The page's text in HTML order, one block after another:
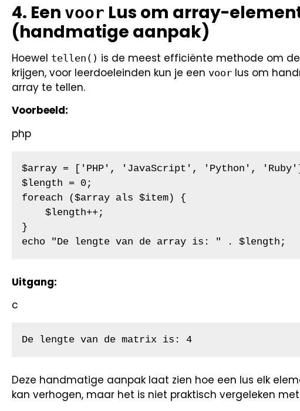
4. Een voor Lus om array-
(handmatige aanpak)
Hoewel tellen() is de meest efficiënte methode om
krijgen, voor leerdoeleinden kun je een voor lus om
array te tellen.
Voorbeeld:
php
$array = ['PHP', 'JavaScript', 'Python',
$length = 0;
foreach ($array als $item) {
}
echo "De lengte van de array is: " . $length;
Uitgang:
c
De lengte van de matrix is: 4
Deze handmatige aanpak laat zien hoe een lus elk
kan verhogen, maar het is niet praktisch vergeleken met